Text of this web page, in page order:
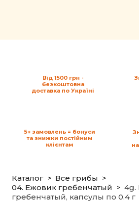
Від 1500 грн -
безкоштовна
доставка по Україні
5+ замовлень = бонуси
та знижки постійним
клієнтам
Каталог
Все грибы
04. Ежовик гребенчатый
4g.
гребенчатый, капсулы по 0.4 г